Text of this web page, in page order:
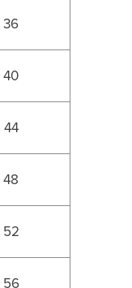
36
40
44
48
52
56